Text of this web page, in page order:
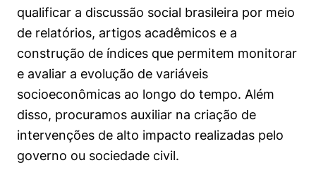
qualificar a discussão social brasileira por meio
de relatórios, artigos acadêmicos e a
construção de índices que permitem monitorar
e avaliar a evolução de variáveis
socioeconômicas ao longo do tempo. Além
disso, procuramos auxiliar na criação de
intervenções de alto impacto realizadas pelo
governo ou sociedade civil.